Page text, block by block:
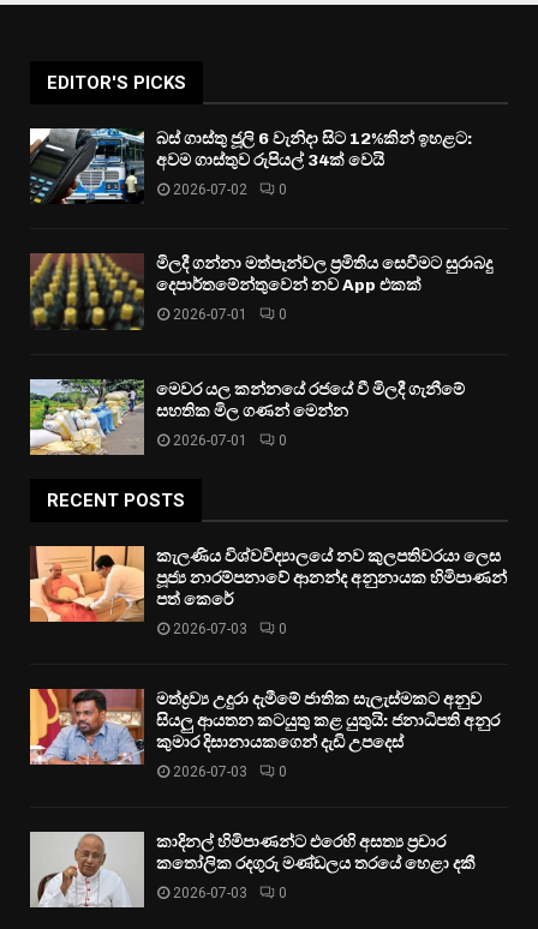
EDITOR'S PICKS
බස් ගාස්තු ජූලි 6 වැනිදා සිට 12%කින් ඉහළට:
අවම ගාස්තුව රුපියල් 34ක් වෙයි
2026-07-02 0
මිලදී ගන්නා මත්පැන්වල ප්‍රමිතිය සෙවීමට සුරාබදු
දෙපාර්තමේන්තුවෙන් නව App එකක්
2026-07-01 0
මෙවර යල කන්නයේ රජයේ වී මිලදී ගැනීමේ
සහතික මිල ගණන් මෙන්න
2026-07-01 0
RECENT POSTS
කැලණිය විශ්වවිද්‍යාලයේ නව කුලපතිවරයා ලෙස
පූජ්‍ය නාරම්පනාවේ ආනන්ද අනුනායක හිමිපාණන්
පත් කෙරේ
2026-07-03 0
මත්ද්‍රව්‍ය උදුරා දැමීමේ ජාතික සැලැස්මකට අනුව
සියලු ආයතන කටයුතු කළ යුතුයි: ජනාධිපති අනුර
කුමාර දිසානායකගෙන් දැඩි උපදෙස්
2026-07-03 0
කාදිනල් හිමිපාණන්ට එරෙහි අසත්‍ය ප්‍රචාර
කතෝලික රදගුරු මණ්ඩලය තරයේ හෙළා දකී
2026-07-03 0